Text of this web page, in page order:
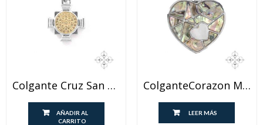
Colgante Cruz San Benito
AÑADIR AL
CARRITO
ColganteCorazon Multicolor
LEER MÁS